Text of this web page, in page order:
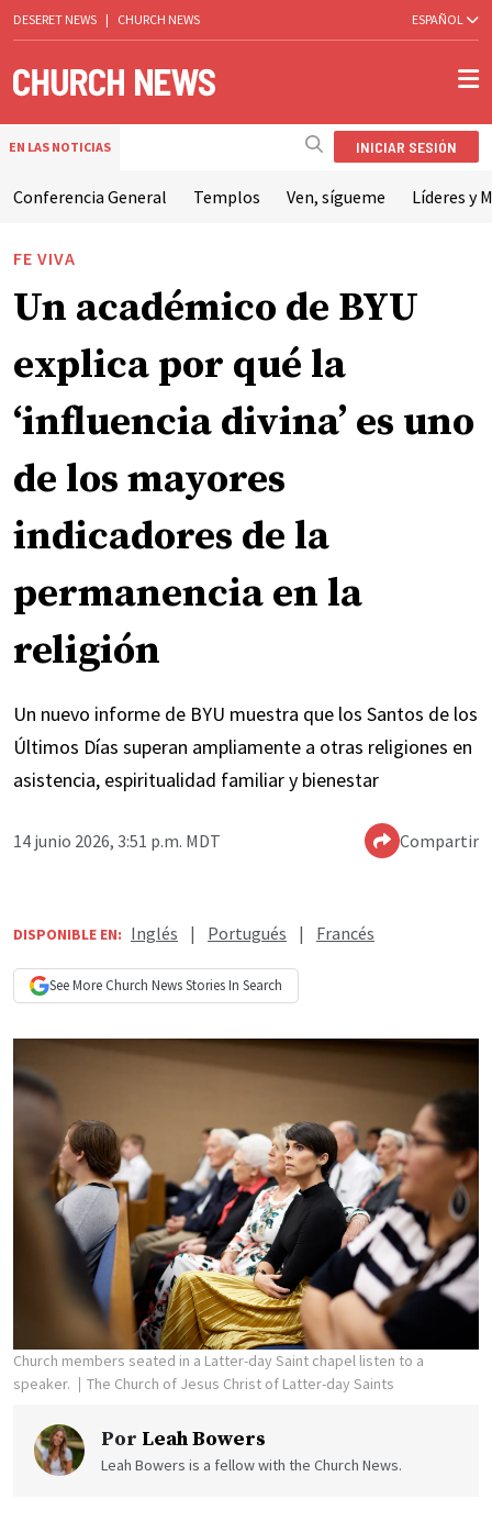
DESERET NEWS | CHURCH NEWS ESPAÑOL
EN LAS NOTICIAS INICIAR SESIÓN
Conferencia General Templos Ven, sígueme Líderes y
FE VIVA
Un académico de BYU
explica por qué la
‘influencia divina’ es uno
de los mayores
indicadores de la
permanencia en la
religión
Un nuevo informe de BYU muestra que los Santos de los
Últimos Días superan ampliamente a otras religiones en
asistencia, espiritualidad familiar y bienestar
14 junio 2026, 3:51 p.m. MDT Compartir
DISPONIBLE EN: Inglés | Portugués | Francés
See More Church NewsStories In Search
Church members seated in a Latter-day Saint chapel listen to a
speaker.
The Church of Jesus Christ of Latter-day Saints
Por Leah Bowers
Leah Bowers is a fellow with the Church News.